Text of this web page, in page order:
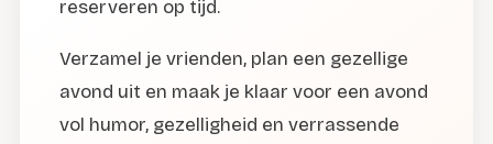
reserveren op tijd.
Verzamel je vrienden, plan een gezellige
avond uit en maak je klaar voor een avond
vol humor, gezelligheid en verrassende